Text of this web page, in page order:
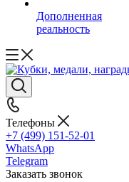
Дополненная
реальность
Телефоны
+7 (499) 151-52-01
WhatsApp
Telegram
Заказать звонок